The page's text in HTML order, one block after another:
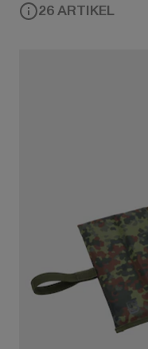
26 ARTIKEL